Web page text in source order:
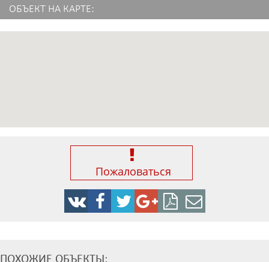
ОБЪЕКТ НА КАРТЕ:
Пожаловаться